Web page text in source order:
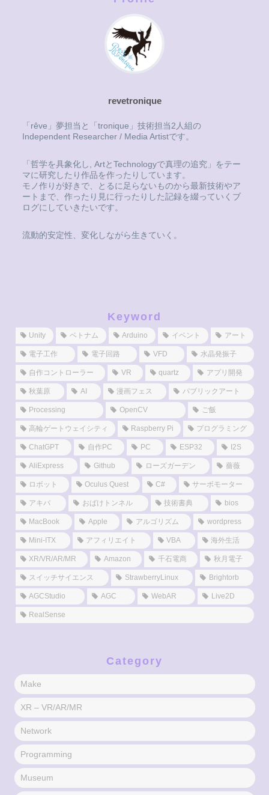
revetronique
「rêve」夢担当と「tronique」技術担当2人組の
Independent Researcher / Media Artistです。
「哲学を具象化し, ArtとTechnologyで真理の追究」をテー
マに研究したり作品を作ったりしています。
モノ作りが好きで、とるに足らないものから最新技術やア
ートまで、作ったり見に行ったりした記録を綴っていくブ
ログにしていきたいです。
流動的安定性、変化しながら生きていく。
Keyword
Unity ベトナム Arduino イベント アート
電子工作 電子回路 VFD 水晶発振子
自作コントローラー VR quartz アプリ開発
秋葉原 AI 漫画フェス パブリックアート
Processing OpenCV ご飯
高輪ゲートウェイシティ Raspberry Pi プログラミング
ChatGPT 自作PC PC ESP32 I2S
AliExpress Github ローズガーデン 薔薇
ロボット Oculus Quest C# サーボモーター
アキバ おばけトンネル 技術書典 bios
MacBook Apple アルゴリズム wordpress
Mini-ITX アフィリエイト VBA 海外生活
XR/VR/AR/MR Amazon 千石電商 秋月電子
スイッチサイエンス StrawberryLinux Brightorb
AGCStudio AGC WebAR Live2D
RealSense
Category
Make
XR – VR/AR/MR
Network
Programming
Museum